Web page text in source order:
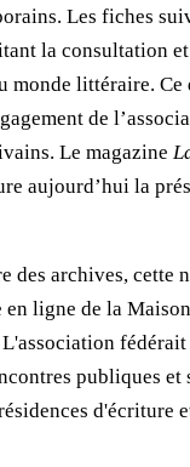
Les fiches
la consultation et
monde littéraire. Ce
de
Le magazine
aujourd’hui la
des archives, cette
ligne de la
fédérait
publiques et
d'écriture